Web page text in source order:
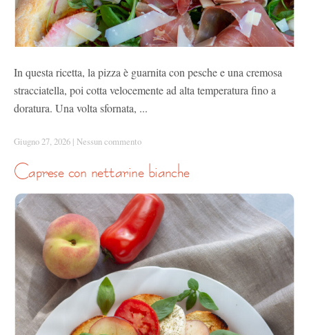
In questa ricetta, la pizza è guarnita con pesche e una cremosa
stracciatella, poi cotta velocemente ad alta temperatura fino a
doratura. Una volta sfornata, ...
Giugno 27, 2026 | Nessun commento
caprese con nettarine bianche